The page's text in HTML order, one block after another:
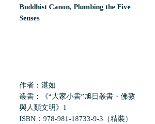
Buddhist Canon, Plumbing the Five
Senses
作者：湛如
叢書：《“大家小書”旭日叢書・佛教
與人類文明》1
ISBN：978-981-18733-9-3（精裝）